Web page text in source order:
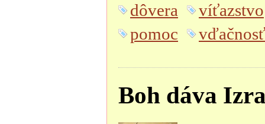
dôvera
víťazstvo
pomoc
Boh dáva